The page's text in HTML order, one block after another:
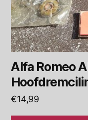
Alfa Romeo
€14,99